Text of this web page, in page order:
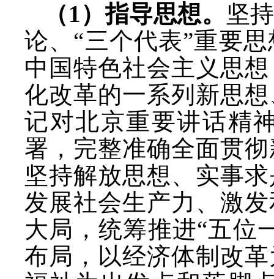
（1）指导思想。
坚
论、 “三个代表”重要
中国特色社会主义思
化改革的一系列新思
记对北京重要讲话精
署，完整准确全面贯
坚持解放思想、实事
发展社会生产力、激
大局，统筹推进“五位
布局，以经济体制改